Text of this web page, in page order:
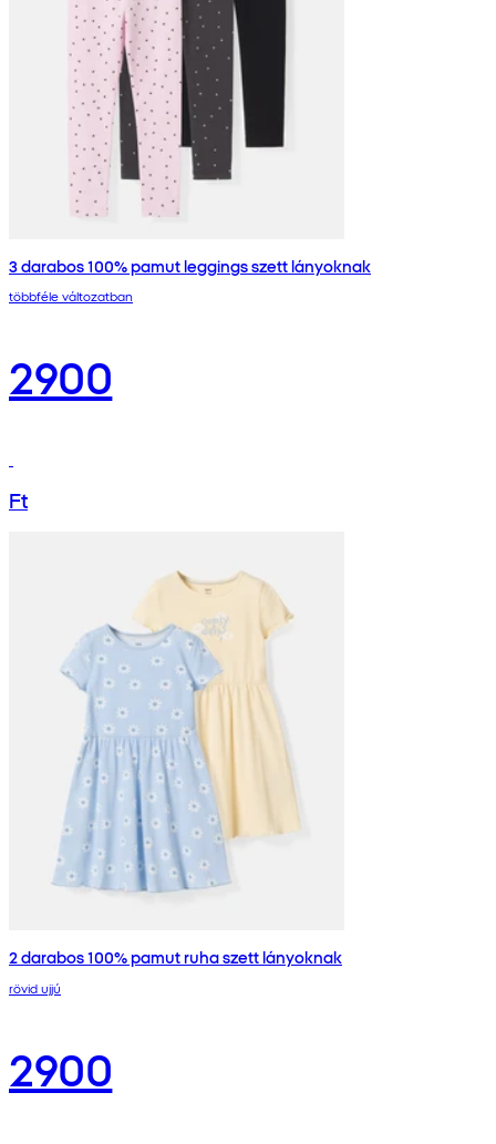
3 darabos 100% pamut leggings szett lányoknak
többféle változatban
2900
Ft
2 darabos 100% pamut ruha szett lányoknak
rövid ujjú
2900